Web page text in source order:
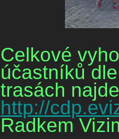
Celkové
účastníků
trasách
http://
Radkem